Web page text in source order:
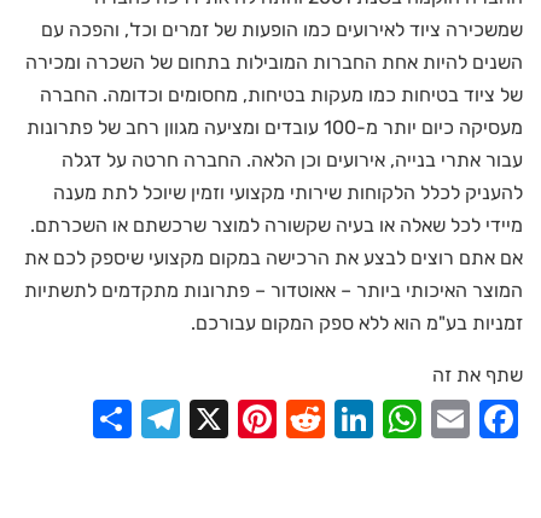
שמשכירה ציוד לאירועים כמו הופעות של זמרים וכד', והפכה עם
השנים להיות אחת החברות המובילות בתחום של השכרה ומכירה
של ציוד בטיחות כמו מעקות בטיחות, מחסומים וכדומה. החברה
מעסיקה כיום יותר מ-100 עובדים ומציעה מגוון רחב של פתרונות
עבור אתרי בנייה, אירועים וכן הלאה. החברה חרטה על דגלה
להעניק לכלל הלקוחות שירותי מקצועי וזמין שיוכל לתת מענה
מיידי לכל שאלה או בעיה שקשורה למוצר שרכשתם או השכרתם.
אם אתם רוצים לבצע את הרכישה במקום מקצועי שיספק לכם את
המוצר האיכותי ביותר – אאוטדור – פתרונות מתקדמים לתשתיות
זמניות בע"מ הוא ללא ספק המקום עבורכם.
שתף את זה
Facebook
Email
WhatsApp
LinkedIn
Reddit
Pinterest
X